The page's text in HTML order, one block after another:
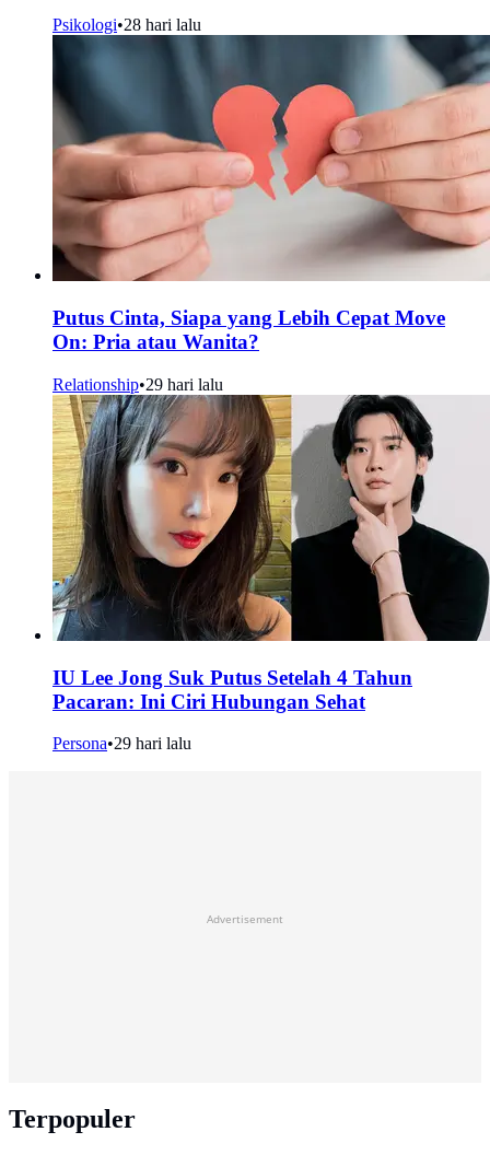
Psikologi•28 hari lalu
Putus Cinta, Siapa yang Lebih Cepat Move
On: Pria atau Wanita?
Relationship•29 hari lalu
IU Lee Jong Suk Putus Setelah 4 Tahun
Pacaran: Ini Ciri Hubungan Sehat
Persona•29 hari lalu
Advertisement
Terpopuler